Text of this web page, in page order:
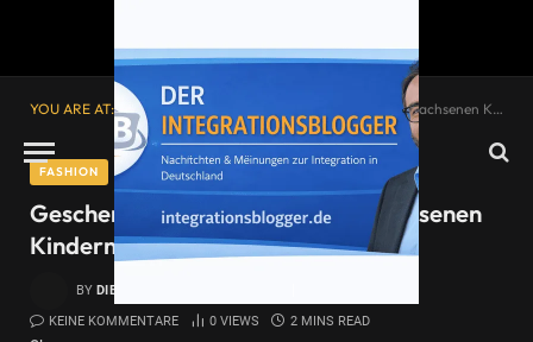
YOU ARE AT: Startseite» Geschenkideen – Etwas den erwachsenen Kindern zu Ostern schenken
FASHION
Geschenkideen – Etwas den erwachsenen
Kindern zu Ostern schenken
BY DIE INTEGRATIONSBLOGGER
KEINE KOMMENTARE 0 VIEWS 2 MINS READ